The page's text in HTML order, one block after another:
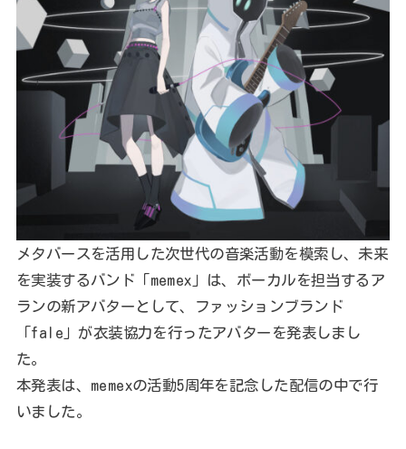
メタバースを活用した次世代の音楽活動を模索し、未来
を実装するバンド「memex」は、ボーカルを担当するア
ランの新アバターとして、ファッションブランド
「fale」が衣装協力を行ったアバターを発表しまし
た。
本発表は、memexの活動5周年を記念した配信の中で行
いました。